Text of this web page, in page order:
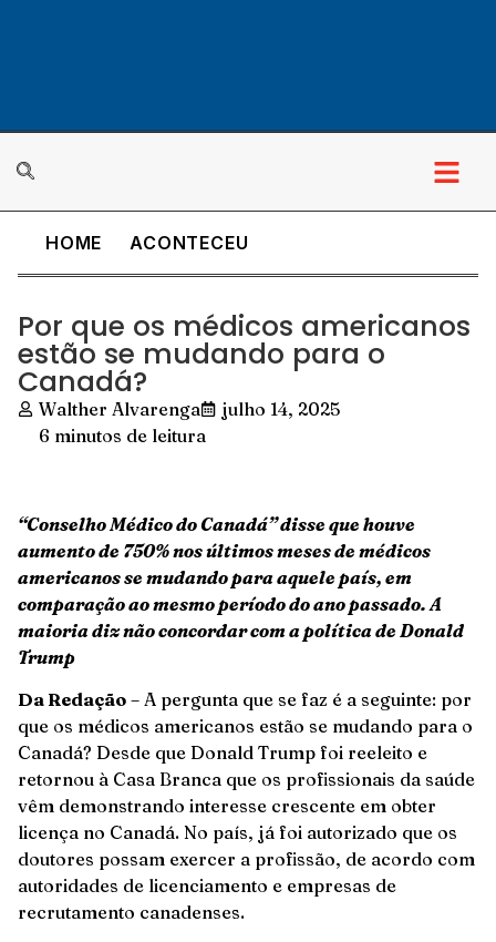
HOME ACONTECEU
Por que os médicos americanos
estão se mudando para o
Canadá?
Walther Alvarenga
julho 14, 2025
6 minutos de leitura
“Conselho Médico do Canadá” disse que houve
aumento de 750% nos últimos meses de médicos
americanos se mudando para aquele país, em
comparação ao mesmo período do ano passado. A
maioria diz não concordar com a política de Donald
Trump
Da Redação – A pergunta que se faz é a seguinte: por
que os médicos americanos estão se mudando para o
Canadá? Desde que Donald Trump foi reeleito e
retornou à Casa Branca que os profissionais da saúde
vêm demonstrando interesse crescente em obter
licença no Canadá. No país, já foi autorizado que os
doutores possam exercer a profissão, de acordo com
autoridades de licenciamento e empresas de
recrutamento canadenses.